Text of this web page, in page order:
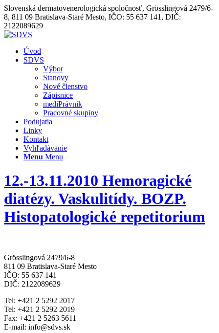
Slovenská dermatovenerologická spoločnosť, Grösslingová 2479/6-
8, 811 09 Bratislava-Staré Mesto, IČO: 55 637 141, DIČ:
2122089629
Úvod
SDVS
Výbor
Stanovy
Nové členstvo
Zápisnice
mediPrávnik
Pracovné skupiny
Podujatia
Linky
Kontakt
Vyhľadávanie
Menu Menu
12.-13.11.2010 Hemoragické
diatézy. Vaskulitídy. BOZP.
Histopatologické repetitorium
Grösslingová 2479/6-8
811 09 Bratislava-Staré Mesto
IČO: 55 637 141
DIČ: 2122089629
Tel: +421 2 5292 2017
Tel: +421 2 5292 2019
Fax: +421 2 5263 5611
E-mail: info@sdvs.sk